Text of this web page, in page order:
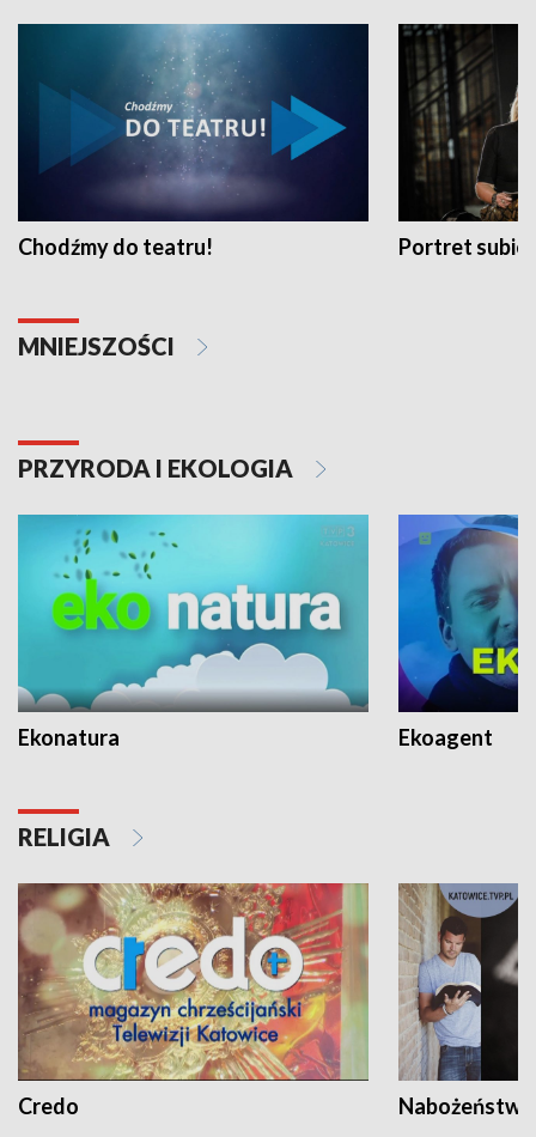
Chodźmy do teatru! Portret
MNIEJSZOŚCI
PRZYRODA I EKOLOGIA
Ekonatura Ekoagent
RELIGIA
Credo